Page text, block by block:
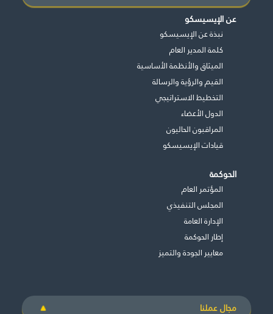
عن الإيسيسكو
نبذة عن الإيسيسكو
كلمة المدير العام
الميثاق والأنظمة الأساسية
القيم والرؤية والرسالة
التخطيط الاستراتيجي
الدول الأعضاء
المراقبون الحاليون
قيادات الإيسيسكو
الحوكمة
المؤتمر العام
المجلس التنفيذي
اﻹدارة العامة
إطار الحوكمة
معايير الجودة والتميز
مجال عملنا